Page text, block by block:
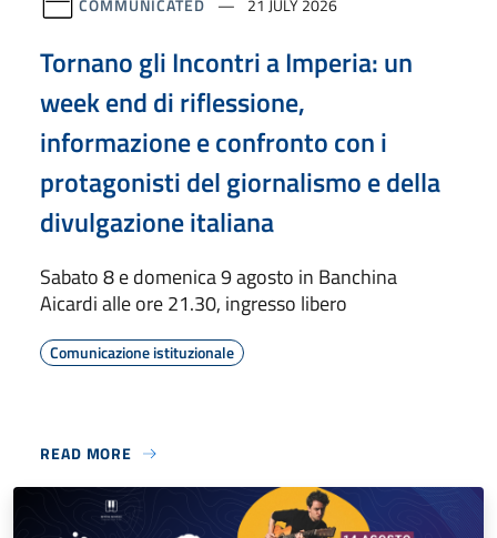
Tornano gli Incontri a Imperia: un
week end di riflessione,
informazione e confronto con i
protagonisti del giornalismo e della
divulgazione italiana
Sabato 8 e domenica 9 agosto in Banchina
Aicardi alle ore 21.30, ingresso libero
Comunicazione istituzionale
READ MORE